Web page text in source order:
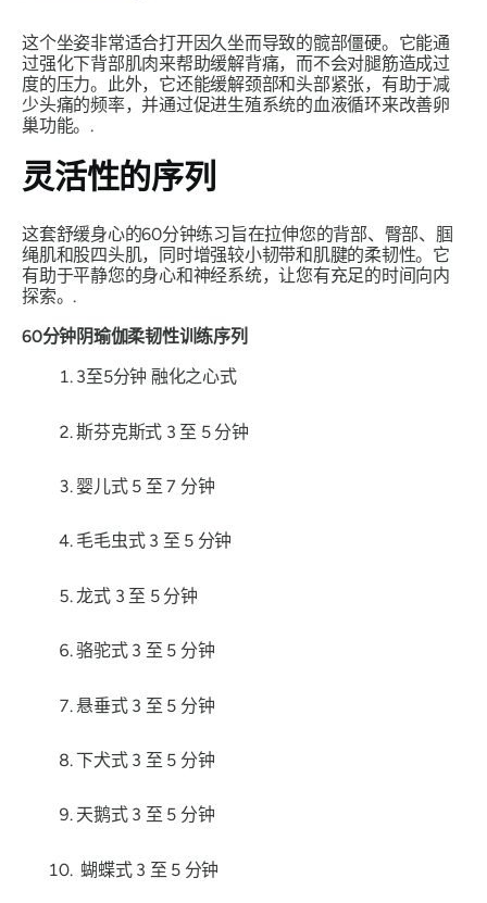
这个坐姿非常适合打开因久坐而导致的髋部僵硬。它能通
过强化下背部肌肉来帮助缓解背痛，而不会对腿筋造成过
度的压力。此外，它还能缓解颈部和头部紧张，有助于减
少头痛的频率，并通过促进生殖系统的血液循环来改善卵
巢功能。.
灵活性的序列
这套舒缓身心的60分钟练习旨在拉伸您的背部、臀部、腘
绳肌和股四头肌，同时增强较小韧带和肌腱的柔韧性。它
有助于平静您的身心和神经系统，让您有充足的时间向内
探索。.
60分钟阴瑜伽柔韧性训练序列
3至5分钟 融化之心式
斯芬克斯式 3 至 5 分钟
婴儿式 5 至 7 分钟
毛毛虫式 3 至 5 分钟
龙式 3 至 5 分钟
骆驼式 3 至 5 分钟
悬垂式 3 至 5 分钟
下犬式 3 至 5 分钟
天鹅式 3 至 5 分钟
蝴蝶式 3 至 5 分钟